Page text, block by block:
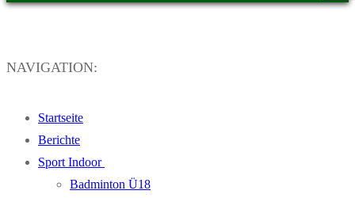
NAVIGATION:
Startseite
Berichte
Sport Indoor
Badminton Ü18